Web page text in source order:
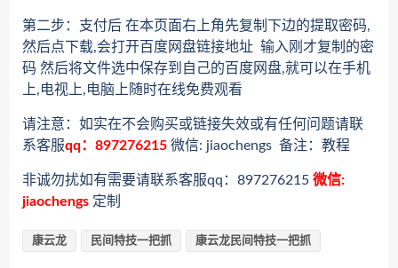
第二步：支付后 在本页面右上角先复制下边的提取密码,
然后点下载,会打开百度网盘链接地址 输入刚才复制的密
码 然后将文件选中保存到自己的百度网盘,就可以在手机
上,电视上,电脑上随时在线免费观看
请注意：如实在不会购买或链接失效或有任何问题请联
系客服qq：897276215 微信: jiaochengs 备注：教程
非诚勿扰如有需要请联系客服qq：897276215 微信:
jiaochengs 定制
康云龙 民间特技一把抓 康云龙民间特技一把抓